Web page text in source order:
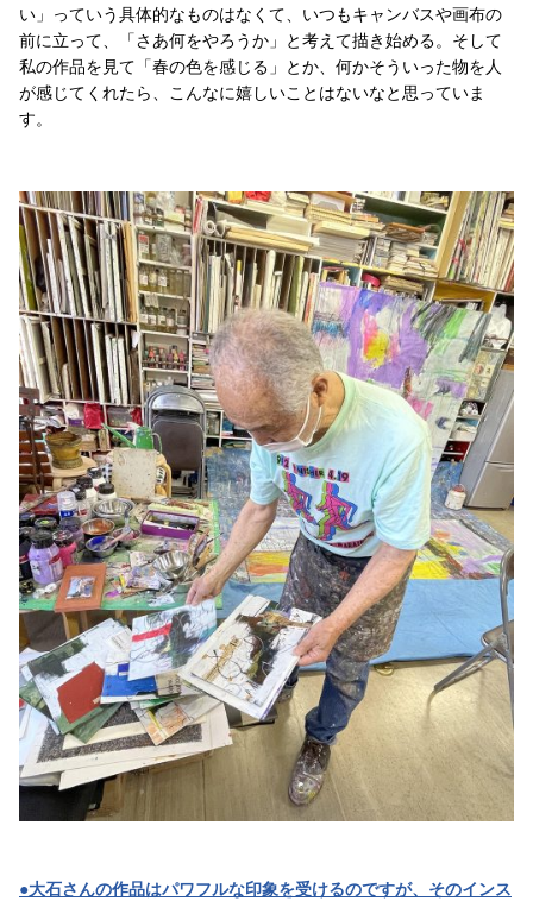
い」っていう具体的なものはなくて、いつもキャンバスや画布の
前に立って、「さあ何をやろうか」と考えて描き始める。そして
私の作品を見て「春の色を感じる」とか、何かそういった物を人
が感じてくれたら、こんなに嬉しいことはないなと思っていま
す。
●大石さんの作品はパワフルな印象を受けるのですが、そのインス